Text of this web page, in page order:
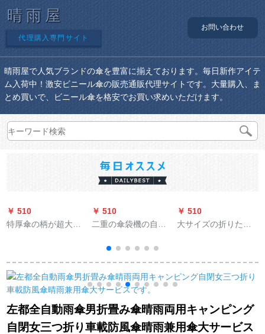
晴雨屋
代理購入専門サイト
お問い合わせ
晴雨屋で人気ブランドの傘を豊富に揃えております。毎日新作アイテ
ム入荷中！激安ビニール傘の販売通販代理サイトです。大量購入、ま
とめ買いで、ビニール傘を格安でお買い求めいただけます。
￥ 510
特厚傘の柄が超大型
ー傘創意復古耐風黒
(原木ハーンドール)
￥ 510
二重の傘袋機の自動
の自動傘袋機のステ
アリング傘セスト機
の豪華な傘立てホー
テのデパテJ-23 F銀
色のステアリング鋼
￥ 510
大サイズの折りたた
男女日傘日焼防止傘
小黒傘供用マニュア
径98 cm
左都全自動雨傘男折畳み傘晴雨両用キャンピング
自閉女三つ折り車載防風傘晴雨兼用傘大サービス